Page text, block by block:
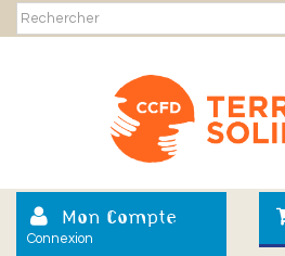
Mon Compte
Connexion